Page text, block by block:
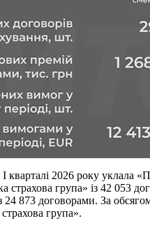
І кварталі 2026 року
страхова група» із 42
873 договорами. За
група».